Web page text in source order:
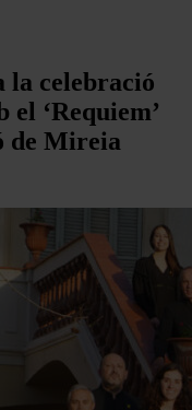
celebració
el ‘Requiem’
de Mireia